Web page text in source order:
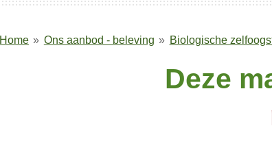
Home » Ons aanbod - beleving » Biologische
Deze